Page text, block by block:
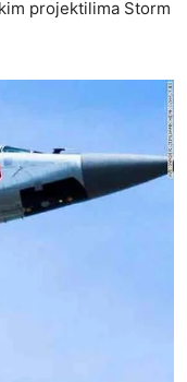
projektilima Storm